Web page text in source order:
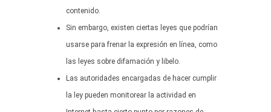
contenido.
Sin embargo, existen ciertas leyes que podrían
usarse para frenar la expresión en línea, como
las leyes sobre difamación y libelo.
Las autoridades encargadas de hacer cumplir
la ley pueden monitorear la actividad en